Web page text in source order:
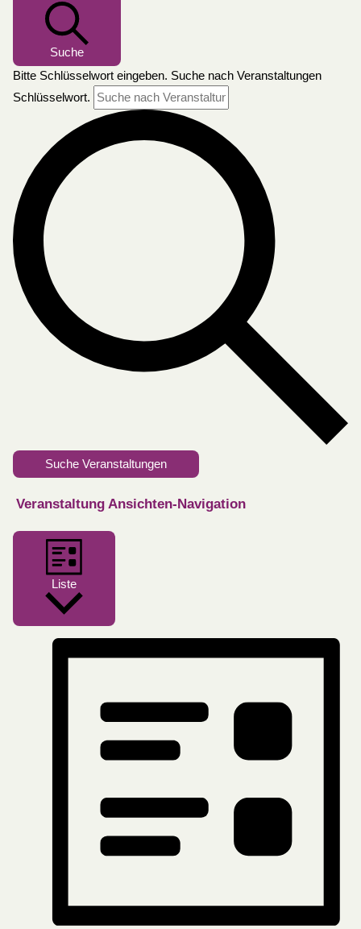
Suche
Bitte Schlüsselwort eingeben. Suche nach Veranstaltungen
Schlüsselwort.
Suche Veranstaltungen
Veranstaltung Ansichten-Navigation
Liste